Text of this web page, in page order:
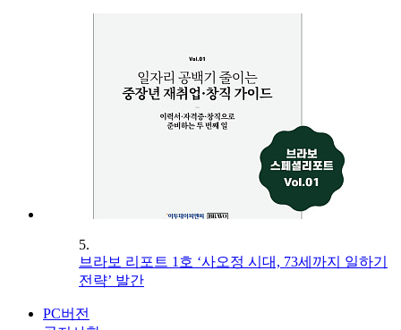
5.
브라보 리포트 1호 ‘사오정 시대, 73세까지 일하기
전략’ 발간
PC버전